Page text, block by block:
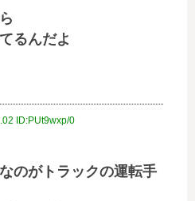
るんだよ
ID:PUt9wxp/0
のがトラックの運転手